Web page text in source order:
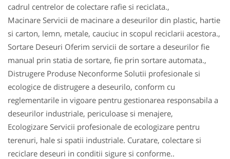
cadrul centrelor de colectare rafie si reciclata.,
Macinare Servicii de macinare a deseurilor din plastic, hartie
si carton, lemn, metale, cauciuc in scopul reciclarii acestora.,
Sortare Deseuri Oferim servicii de sortare a deseurilor fie
manual prin statia de sortare, fie prin sortare automata.,
Distrugere Produse Neconforme Solutii profesionale si
ecologice de distrugere a deseurilo, conform cu
reglementarile in vigoare pentru gestionarea responsabila a
deseurilor industriale, periculoase si menajere,
Ecologizare Servicii profesionale de ecologizare pentru
terenuri, hale si spatii industriale. Curatare, colectare si
reciclare deseuri in conditii sigure si conforme..